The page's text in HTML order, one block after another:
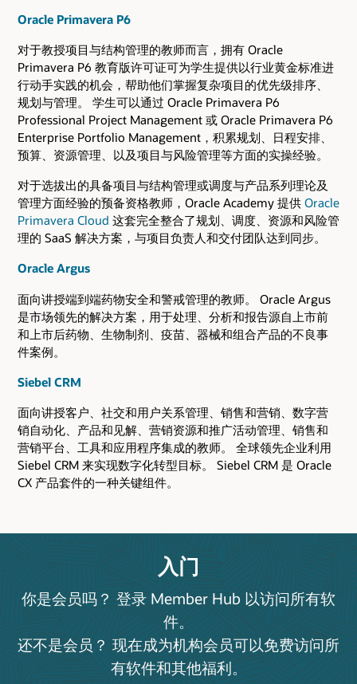
Oracle Primavera P6
对于教授项目与结构管理的教师而言，拥有 Oracle
Primavera P6 教育版许可证可为学生提供以行业黄金标准进
行动手实践的机会，帮助他们掌握复杂项目的优先级排序、
规划与管理。 学生可以通过 Oracle Primavera P6
Professional Project Management 或 Oracle Primavera P6
Enterprise Portfolio Management，积累规划、日程安排、
预算、资源管理、以及项目与风险管理等方面的实操经验。
对于选拔出的具备项目与结构管理或调度与产品系列理论及
管理方面经验的预备资格教师，Oracle Academy 提供 Oracle
Primavera Cloud 这套完全整合了规划、调度、资源和风险管
理的 SaaS 解决方案，与项目负责人和交付团队达到同步。
Oracle Argus
面向讲授端到端药物安全和警戒管理的教师。 Oracle Argus
是市场领先的解决方案，用于处理、分析和报告源自上市前
和上市后药物、生物制剂、疫苗、器械和组合产品的不良事
件案例。
Siebel CRM
面向讲授客户、社交和用户关系管理、销售和营销、数字营
销自动化、产品和见解、营销资源和推广活动管理、销售和
营销平台、工具和应用程序集成的教师。 全球领先企业利用
Siebel CRM 来实现数字化转型目标。 Siebel CRM 是 Oracle
CX 产品套件的一种关键组件。
入门
你是会员吗？ 登录 Member Hub 以访问所有软
件。
还不是会员？ 现在成为机构会员可以免费访问所
有软件和其他福利。